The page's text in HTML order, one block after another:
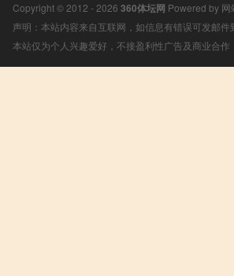
Copyright © 2012 - 2026 360体坛网 Powered by 网
声明：本站内容来自互联网，如信息有错误可发邮
本站仅为个人兴趣爱好，不接盈利性广告及商业合作